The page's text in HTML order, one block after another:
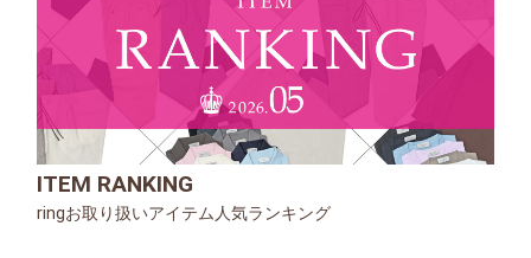
ITEM RANKING
ringお取り扱いアイテム人気ランキング